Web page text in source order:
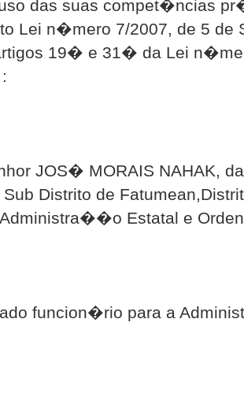
das suas compet�ncias
Lei n�mero 7/2007, de 5 de
19� e 31� da Lei
JOS� MORAIS NAHAK,
Distrito de
Estatal e
funcion�rio para a